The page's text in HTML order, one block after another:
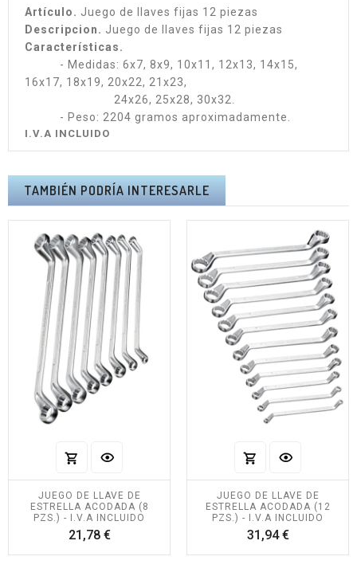
Artículo. Juego de llaves fijas 12 piezas
Descripcion. Juego de llaves fijas 12 piezas
Características.
- Medidas: 6x7, 8x9, 10x11, 12x13, 14x15,
16x17, 18x19, 20x22, 21x23,
24x26, 25x28, 30x32.
- Peso: 2204 gramos aproximadamente.
I.V.A INCLUIDO
TAMBIÉN PODRÍA INTERESARLE
JUEGO DE LLAVE DE
ESTRELLA ACODADA (8
PZS.) - I.V.A INCLUIDO
21,78 €Precio
JUEGO DE LLAVE DE
ESTRELLA ACODADA (12
PZS.) - I.V.A INCLUIDO
31,94 €Precio